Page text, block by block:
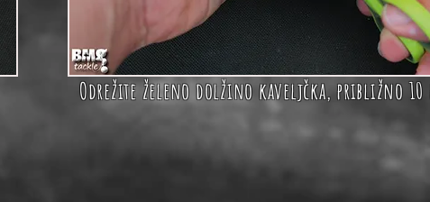
Odrežite želeno dolžino kaveljčka, približno 10